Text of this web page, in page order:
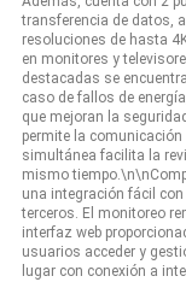
transferencia de datos,
resoluciones de hasta
en monitores y
destacadas se
caso de fallos de
que mejoran la
permite la comunicación
simultánea facilita la
mismo
una integración fácil
terceros. El monitoreo
interfaz web
usuarios acceder y
lugar con conexión a